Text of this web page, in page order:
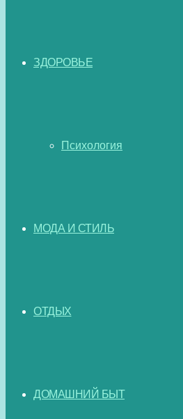
ЗДОРОВЬЕ
Психология
МОДА И СТИЛЬ
ОТДЫХ
ДОМАШНИЙ БЫТ